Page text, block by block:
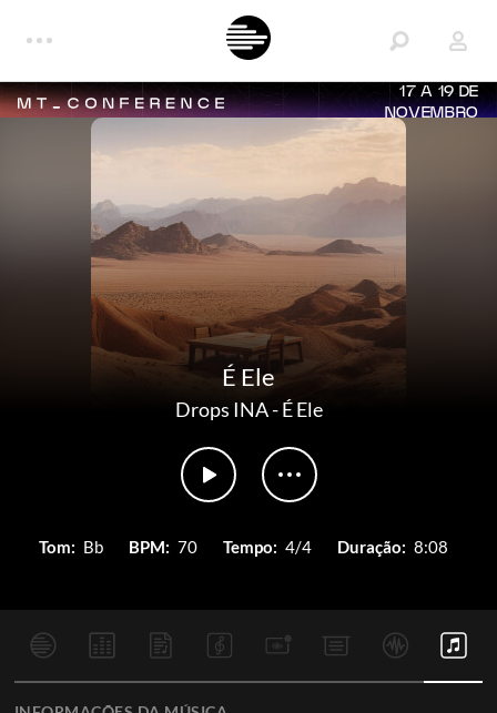
17 A 19 DE
NOVEMBRO
É Ele
Drops INA-É Ele
Tom: Bb BPM: 70 Tempo: 4/4 Duração: 8:08